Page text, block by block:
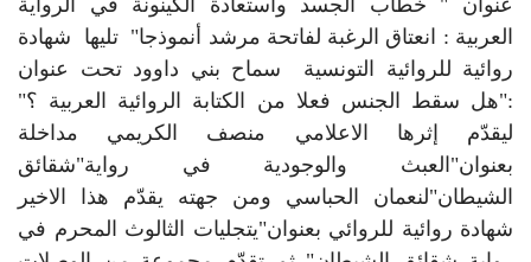
عنوان " خطاب الجسد واستعادة الكينونة في الرواية
العربية : انعتاق الرغبة لفاتحة مرشد أنموذجا" تليها شهادة
روائية للروائية التونسية سماح بني داوود تحت عنوان
:"هل سقط الجنس فعلا من الكتابة الروائية العربية ؟"
ليقدّم إثرها الاعلامي منصف الكريمي مداخلة
بعنوان"العبث والوجودية في رواية"شقائق
الشيطان"لنعمان الحباسي ومن جهته يقدّم هذا الاخير
شهادة روائية للروائي بعنوان"يتجليات الثالوث المحرم في